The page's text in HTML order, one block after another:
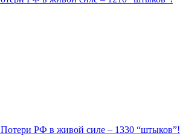
РФ в живой силе – 1330 “штыков”!